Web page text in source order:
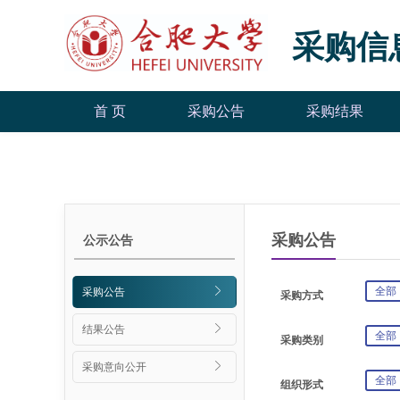
采购信
首 页 采购公告 采购结果
公示公告
采购公告
结果公告
采购意向公开
采购公告
采购方式 全部
采购类别 全部
组织形式 全部